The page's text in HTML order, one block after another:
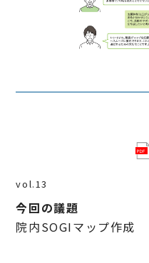
vol.13
今回の議題
院内SOGIマップ作成